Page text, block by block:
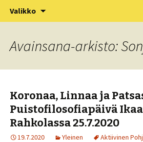
Puistofilosofia
XV Puistofilosofia-viikko
15.-19.7.2025
Valikko
Avainsana-arkisto:
Koronaa, Linnaa ja
Puistofilosofiapäivä
Rahkolassa 25.7.2020
19.7.2020 Yleinen Aktiivinen